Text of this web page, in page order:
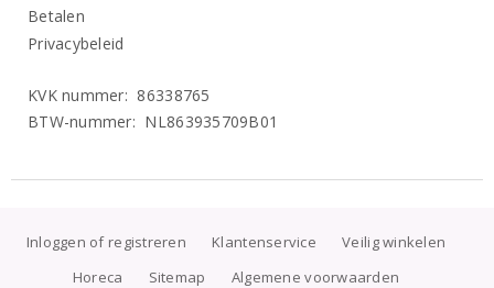
Betalen
Privacybeleid
KVK nummer: 86338765
BTW-nummer: NL863935709B01
Inloggen of registreren Klantenservice
Veilig winkelen
Horeca
Sitemap
Algemene voorwaarden